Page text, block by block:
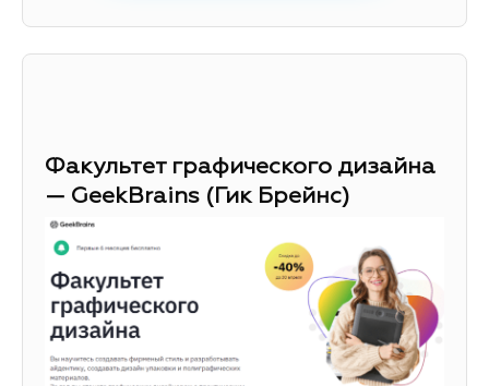
Факультет графического дизайна
— GeekBrains (Гик Брейнс)